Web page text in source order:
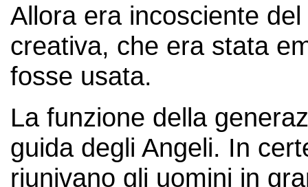
Allora era incosciente
creativa, che era stata
fosse usata.
La funzione della
guida degli Angeli. In
riunivano gli uomini in